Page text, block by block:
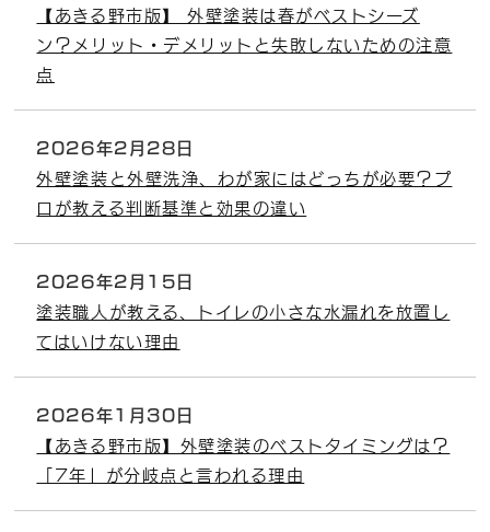
【あきる野市版】 外壁塗装は春がベストシーズ
ン？メリット・デメリットと失敗しないための注意
点
2026年2月28日
外壁塗装と外壁洗浄、わが家にはどっちが必要？プ
ロが教える判断基準と効果の違い
2026年2月15日
塗装職人が教える、トイレの小さな水漏れを放置し
てはいけない理由
2026年1月30日
【あきる野市版】外壁塗装のベストタイミングは？
「7年」が分岐点と言われる理由